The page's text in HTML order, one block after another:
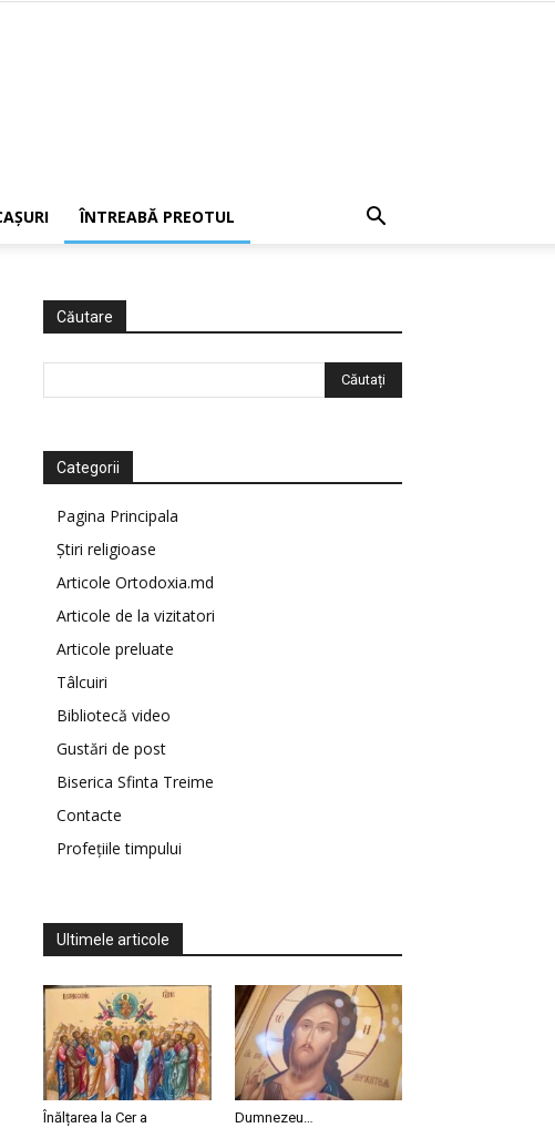
ÎNTREABĂ PREOTUL
Căutare
Categorii
Pagina Principala
Știri religioase
Articole Ortodoxia.md
Articole de la vizitatori
Articole preluate
Tâlcuiri
Bibliotecă video
Gustări de post
Biserica Sfinta Treime
Contacte
Profețiile timpului
Ultimele articole
Înălțarea la Cer a
Dumnezeu…